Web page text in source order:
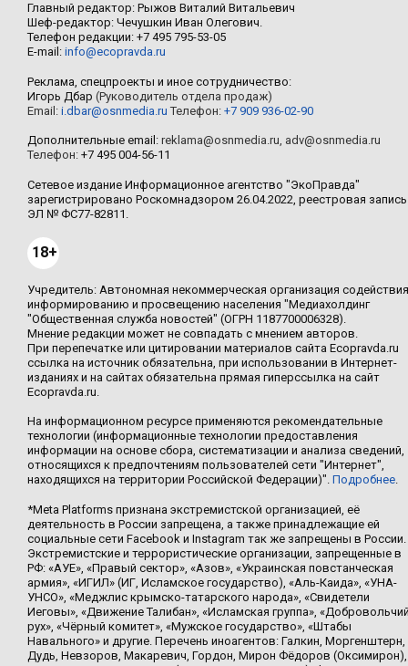
Главный редактор: Рыжов Виталий Витальевич
Шеф-редактор: Чечушкин Иван Олегович.
Телефон редакции: +7 495 795-53-05
E-mail: info@ecopravda.ru
Реклама, спецпроекты и иное сотрудничество:
Игорь Дбар (Руководитель отдела продаж)
Email: i.dbar@osnmedia.ru Телефон: +7 909 936-02-90
Дополнительные email: reklama@osnmedia.ru, adv@osnmedia.ru
Телефон: +7 495 004-56-11
Сетевое издание Информационное агентство "ЭкоПравда"
зарегистрировано Роскомнадзором 26.04.2022, реестровая запись
ЭЛ № ФС77-82811.
18+
Учредитель: Автономная некоммерческая организация содействия
информированию и просвещению населения "Медиахолдинг
"Общественная служба новостей" (ОГРН 1187700006328).
Мнение редакции может не совпадать с мнением авторов.
При перепечатке или цитировании материалов сайта Ecopravda.ru
ссылка на источник обязательна, при использовании в Интернет-
изданиях и на сайтах обязательна прямая гиперссылка на сайт
Ecopravda.ru.
На информационном ресурсе применяются рекомендательные
технологии (информационные технологии предоставления
информации на основе сбора, систематизации и анализа сведений,
относящихся к предпочтениям пользователей сети "Интернет",
находящихся на территории Российской Федерации)". Подробнее.
*Meta Platforms признана экстремистской организацией, её
деятельность в России запрещена, а также принадлежащие ей
социальные сети Facebook и Instagram так же запрещены в России.
Экстремистские и террористические организации, запрещенные в
РФ: «АУЕ», «Правый сектор», «Азов», «Украинская повстанческая
армия», «ИГИЛ» (ИГ, Исламское государство), «Аль-Каида», «УНА-
УНСО», «Меджлис крымско-татарского народа», «Свидетели
Иеговы», «Движение Талибан», «Исламская группа»,
рух», «Чёрный комитет», «Мужское государство», «Штабы
Навального» и другие. Перечень иноагентов: Галкин, Моргенштерн,
Дудь, Невзоров, Макаревич, Гордон, Мирон Фёдоров (Оксимирон),